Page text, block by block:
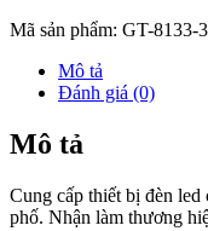
Mã sản phẩm: GT-8133-3
Mô tả
Đánh giá (0)
Mô tả
Cung cấp thiết bị đèn led
phố. Nhận làm thương